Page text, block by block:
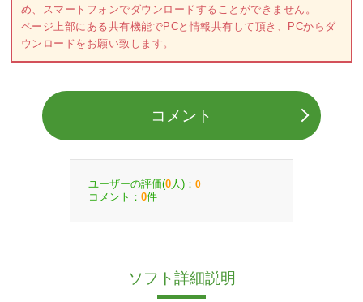
め、スマートフォンでダウンロードすることができません。
ページ上部にある共有機能でPCと情報共有して頂き、PCからダ
ウンロードをお願い致します。
コメント
ユーザーの評価(0 人)： 0
コメント： 0件
ソフト詳細説明